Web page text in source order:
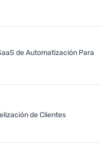
de Automatización Para
de Clientes